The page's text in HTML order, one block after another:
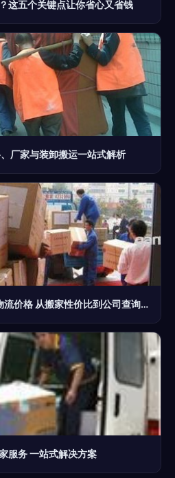
这五个关键点让你省心又省钱
厂家与装卸搬运一站式解析
解析2025年北京至长春物流价格 从搬家性价比到公司查询全攻略
服务 一站式解决方案